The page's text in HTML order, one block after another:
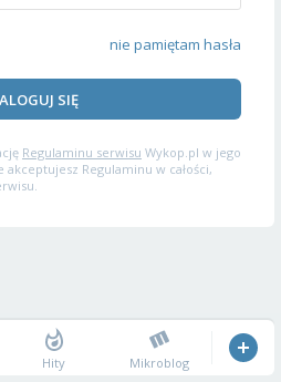
nie pamiętam hasła
SIĘ
Regulaminu serwisu Wykop.pl w jego
Regulaminu w całości,
Hity Mikroblog